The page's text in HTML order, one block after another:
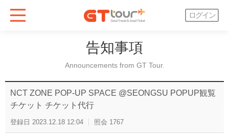
ログイン
告知事項
Announcements from GT Tour.
NCT ZONE POP-UP SPACE @SEONGSU POPUP観覧
チケット チケット代行
登録日 2023.12.18 12:04 照会 1767